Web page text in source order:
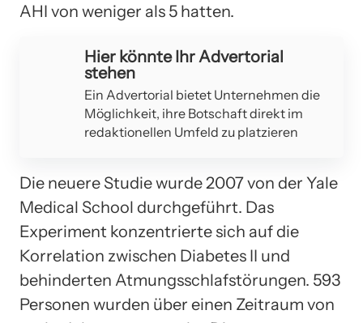
AHI von weniger als 5 hatten.
Hier könnte Ihr Advertorial
stehen
Ein Advertorial bietet Unternehmen die
Möglichkeit, ihre Botschaft direkt im
redaktionellen Umfeld zu platzieren
Die neuere Studie wurde 2007 von der Yale
Medical School durchgeführt. Das
Experiment konzentrierte sich auf die
Korrelation zwischen Diabetes II und
behinderten Atmungsschlafstörungen. 593
Personen wurden über einen Zeitraum von